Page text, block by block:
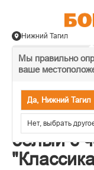
Мы правильно
ваше
Да, Нижний Тагил
Нет, выбрать
Нижний Тагил
Часы
белый с